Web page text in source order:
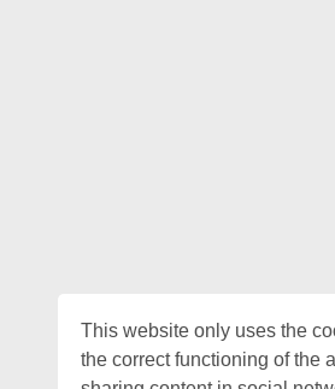
This website only uses the
the correct functioning of the